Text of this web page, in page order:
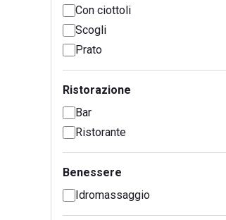
Con ciottoli
Scogli
Prato
Ristorazione
Bar
Ristorante
Benessere
Idromassaggio